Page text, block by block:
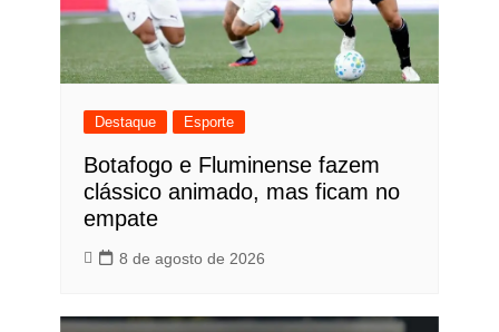
Destaque Esporte
Botafogo e Fluminense fazem
clássico animado, mas ficam no
empate
8 de agosto de 2026